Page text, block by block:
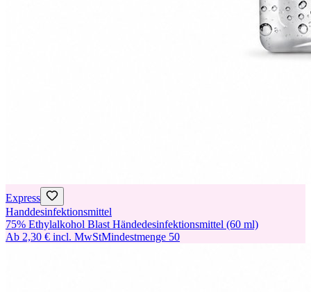
Express
Handdesinfektionsmittel
75% Ethylalkohol Blast Händedesinfektionsmittel (60 ml)
Ab 2,30 € incl. MwStMindestmenge 50